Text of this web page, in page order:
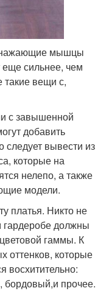
мышцы
сильнее, чем
такие вещи с,
с завышенной
добавить
вывести из
которые на
нелепо, а также
модели.
платья. Никто не
гардеробе должны
гаммы. К
оттенков, которые
восхитительно:
бордовый,и прочее.